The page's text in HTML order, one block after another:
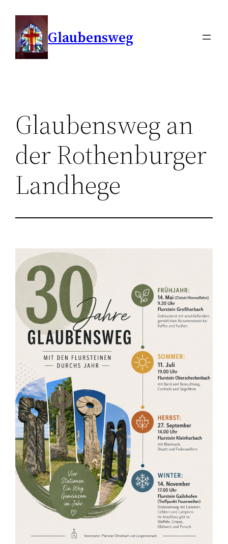
Inhalt
springen
Glaubensweg
Glaubensweg an
der Rothenburger
Landhege